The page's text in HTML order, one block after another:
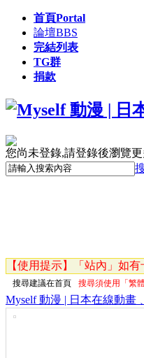
首頁Portal
論壇BBS
完結列表
TG群
捐款
您尚未登錄,請登錄後瀏覽更
【使用提示】「站內」如
搜尋建議在首頁
搜尋須使用「繁
Myself 動漫 | 日本在線動畫